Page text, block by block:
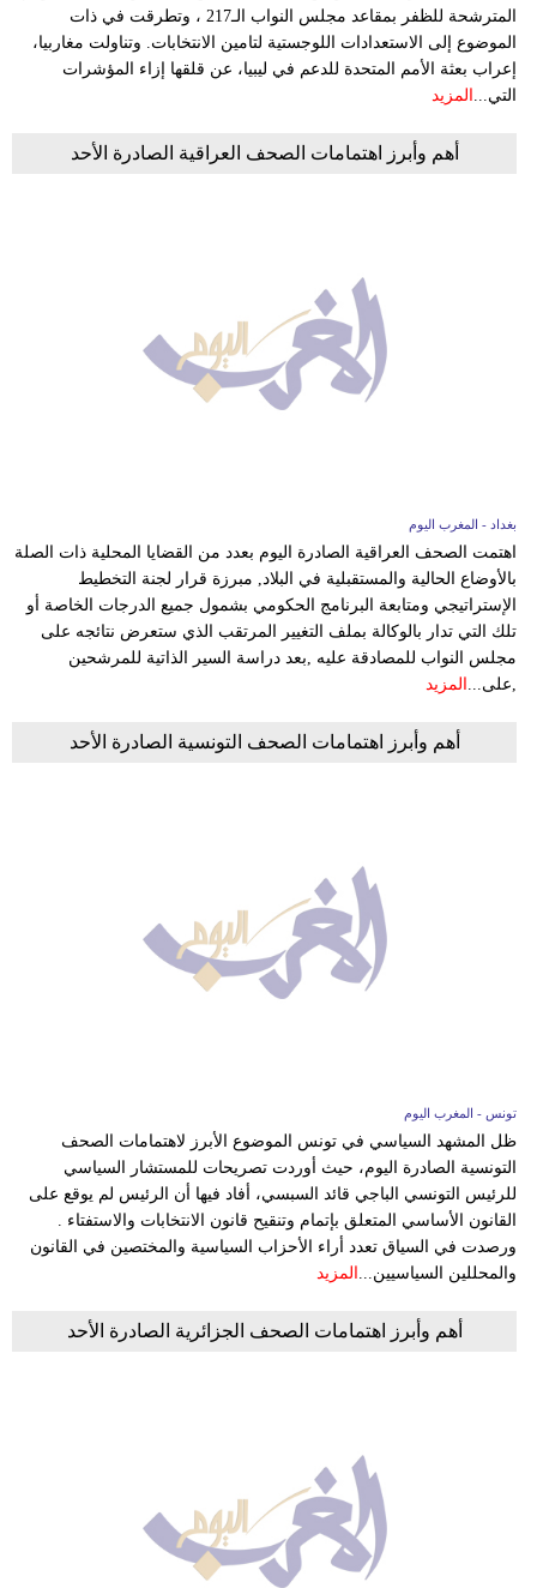
المترشحة للظفر بمقاعد مجلس النواب الـ217 ، وتطرقت في ذات
الموضوع إلى الاستعدادات اللوجستية لتامين الانتخابات. وتناولت مغاربيا،
إعراب بعثة الأمم المتحدة للدعم في ليبيا، عن قلقها إزاء المؤشرات
التي...
المزيد
أهم وأبرز اهتمامات الصحف العراقية الصادرة الأحد
بغداد - المغرب اليوم
اهتمت الصحف العراقية الصادرة اليوم بعدد من القضايا المحلية ذات الصلة
بالأوضاع الحالية والمستقبلية في البلاد, مبرزة قرار لجنة التخطيط
الإستراتيجي ومتابعة البرنامج الحكومي بشمول جميع الدرجات الخاصة أو
تلك التي تدار بالوكالة بملف التغيير المرتقب الذي ستعرض نتائجه على
مجلس النواب للمصادقة عليه ,بعد دراسة السير الذاتية ‏‏للمرشحين
,على... المزيد
أهم وأبرز اهتمامات الصحف التونسية الصادرة الأحد
تونس - المغرب اليوم
ظل المشهد السياسي في تونس الموضوع الأبرز لاهتمامات الصحف
التونسية الصادرة اليوم، حيث أوردت تصريحات للمستشار السياسي
للرئيس التونسي الباجي قائد السبسي، أفاد فيها أن الرئيس لم يوقع على
القانون الأساسي المتعلق بإتمام وتنقيح قانون الانتخابات والاستفتاء .
ورصدت في السياق تعدد أراء الأحزاب السياسية والمختصين في القانون
والمحللين السياسيين... المزيد
أهم وأبرز اهتمامات الصحف الجزائرية الصادرة الأحد